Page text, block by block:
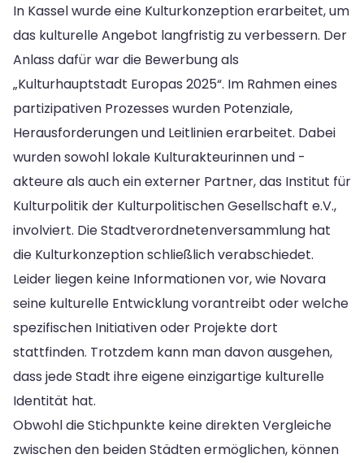
In Kassel wurde eine Kulturkonzeption erarbeitet, um
das kulturelle Angebot langfristig zu verbessern. Der
Anlass dafür war die Bewerbung als
„Kulturhauptstadt Europas 2025“. Im Rahmen eines
partizipativen Prozesses wurden Potenziale,
Herausforderungen und Leitlinien erarbeitet. Dabei
wurden sowohl lokale Kulturakteurinnen und -
akteure als auch ein externer Partner, das Institut für
Kulturpolitik der Kulturpolitischen Gesellschaft e.V.,
involviert. Die Stadtverordnetenversammlung hat
die Kulturkonzeption schließlich verabschiedet.
Leider liegen keine Informationen vor, wie Novara
seine kulturelle Entwicklung vorantreibt oder welche
spezifischen Initiativen oder Projekte dort
stattfinden. Trotzdem kann man davon ausgehen,
dass jede Stadt ihre eigene einzigartige kulturelle
Identität hat.
Obwohl die Stichpunkte keine direkten Vergleiche
zwischen den beiden Städten ermöglichen, können